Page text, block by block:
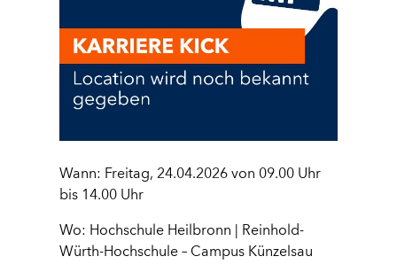
Wann: Freitag, 24.04.2026 von 09.00 Uhr
bis 14.00 Uhr
Wo: Hochschule Heilbronn | Reinhold-
Würth-Hochschule – Campus Künzelsau